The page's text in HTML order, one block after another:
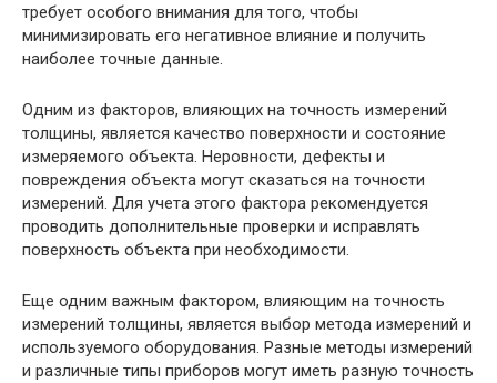
требует особого внимания для того, чтобы
минимизировать его негативное влияние и получить
наиболее точные данные.
Одним из факторов, влияющих на точность измерений
толщины, является качество поверхности и состояние
измеряемого объекта. Неровности, дефекты и
повреждения объекта могут сказаться на точности
измерений. Для учета этого фактора рекомендуется
проводить дополнительные проверки и исправлять
поверхность объекта при необходимости.
Еще одним важным фактором, влияющим на точность
измерений толщины, является выбор метода измерений и
используемого оборудования. Разные методы измерений
и различные типы приборов могут иметь разную точность